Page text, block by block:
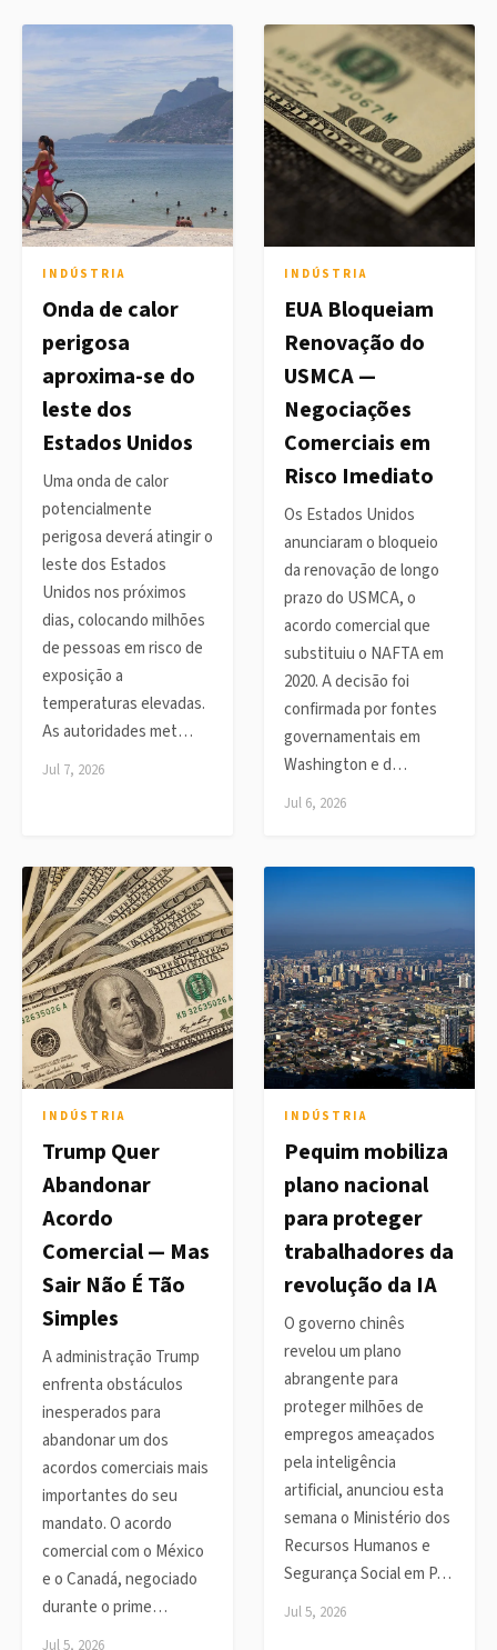
INDÚSTRIA
Onda de calor
perigosa
aproxima-se do
leste dos
Estados Unidos
Uma onda de calor
potencialmente
perigosa deverá atingir o
leste dos Estados
Unidos nos próximos
dias, colocando milhões
de pessoas em risco de
exposição a
temperaturas elevadas.
As autoridades met…
Jul 7, 2026
INDÚSTRIA
EUA Bloqueiam
Renovação do
USMCA —
Negociações
Comerciais em
Risco Imediato
Os Estados Unidos
anunciaram o bloqueio
da renovação de longo
prazo do USMCA, o
acordo comercial que
substituiu o NAFTA em
2020. A decisão foi
confirmada por fontes
governamentais em
Washington e d…
Jul 6, 2026
INDÚSTRIA
Trump Quer
Abandonar
Acordo
Comercial — Mas
Sair Não É Tão
Simples
A administração Trump
enfrenta obstáculos
inesperados para
abandonar um dos
acordos comerciais mais
importantes do seu
mandato. O acordo
comercial com o México
e o Canadá, negociado
durante o prime…
Jul 5, 2026
INDÚSTRIA
Pequim mobiliza
plano nacional
para proteger
trabalhadores da
revolução da IA
O governo chinês
revelou um plano
abrangente para
proteger milhões de
empregos ameaçados
pela inteligência
artificial, anunciou esta
semana o Ministério dos
Recursos Humanos e
Segurança Social em P…
Jul 5, 2026